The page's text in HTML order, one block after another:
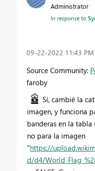
Administrator
In response to
‎09-22-2022 11:43 PM
Source Community:
faroby
Sí, cambié la
imagen, y funciona
banderas en la tabla
no para la imagen
"https://
d/d4/